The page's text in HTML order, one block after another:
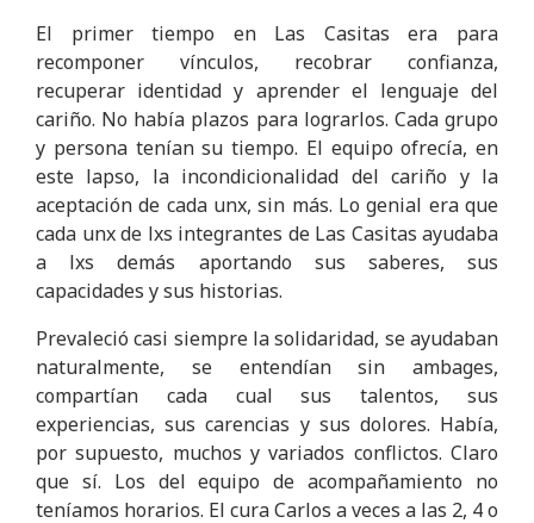
El primer tiempo en Las Casitas era para
recomponer vínculos, recobrar confianza,
recuperar identidad y aprender el lenguaje del
cariño. No había plazos para lograrlos. Cada grupo
y persona tenían su tiempo. El equipo ofrecía, en
este lapso, la incondicionalidad del cariño y la
aceptación de cada unx, sin más. Lo genial era que
cada unx de lxs integrantes de Las Casitas ayudaba
a lxs demás aportando sus saberes, sus
capacidades y sus historias.
Prevaleció casi siempre la solidaridad, se ayudaban
naturalmente, se entendían sin ambages,
compartían cada cual sus talentos, sus
experiencias, sus carencias y sus dolores. Había,
por supuesto, muchos y variados conflictos. Claro
que sí. Los del equipo de acompañamiento no
teníamos horarios. El cura Carlos a veces a las 2, 4 o